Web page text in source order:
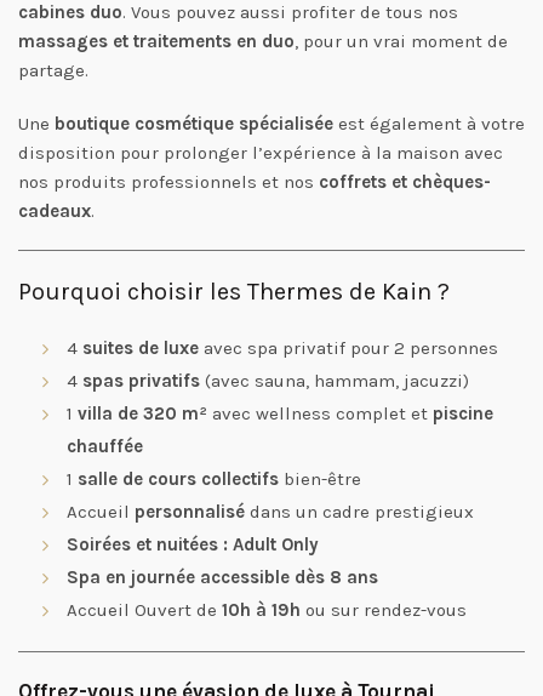
cabines duo. Vous pouvez aussi profiter de tous nos
massages et traitements en duo, pour un vrai moment de
partage.
Une boutique cosmétique spécialisée est également à votre
disposition pour prolonger l’expérience à la maison avec
nos produits professionnels et nos coffrets et chèques-
cadeaux.
Pourquoi choisir les Thermes de Kain ?
4 suites de luxe avec spa privatif pour 2 personnes
4 spas privatifs (avec sauna, hammam, jacuzzi)
1 villa de 320 m² avec wellness complet et piscine
chauffée
1 salle de cours collectifs bien-être
Accueil personnalisé dans un cadre prestigieux
Soirées et nuitées : Adult Only
Spa en journée accessible dès 8 ans
Accueil Ouvert de 10h à 19h ou sur rendez-vous
Offrez-vous une évasion de luxe à Tournai